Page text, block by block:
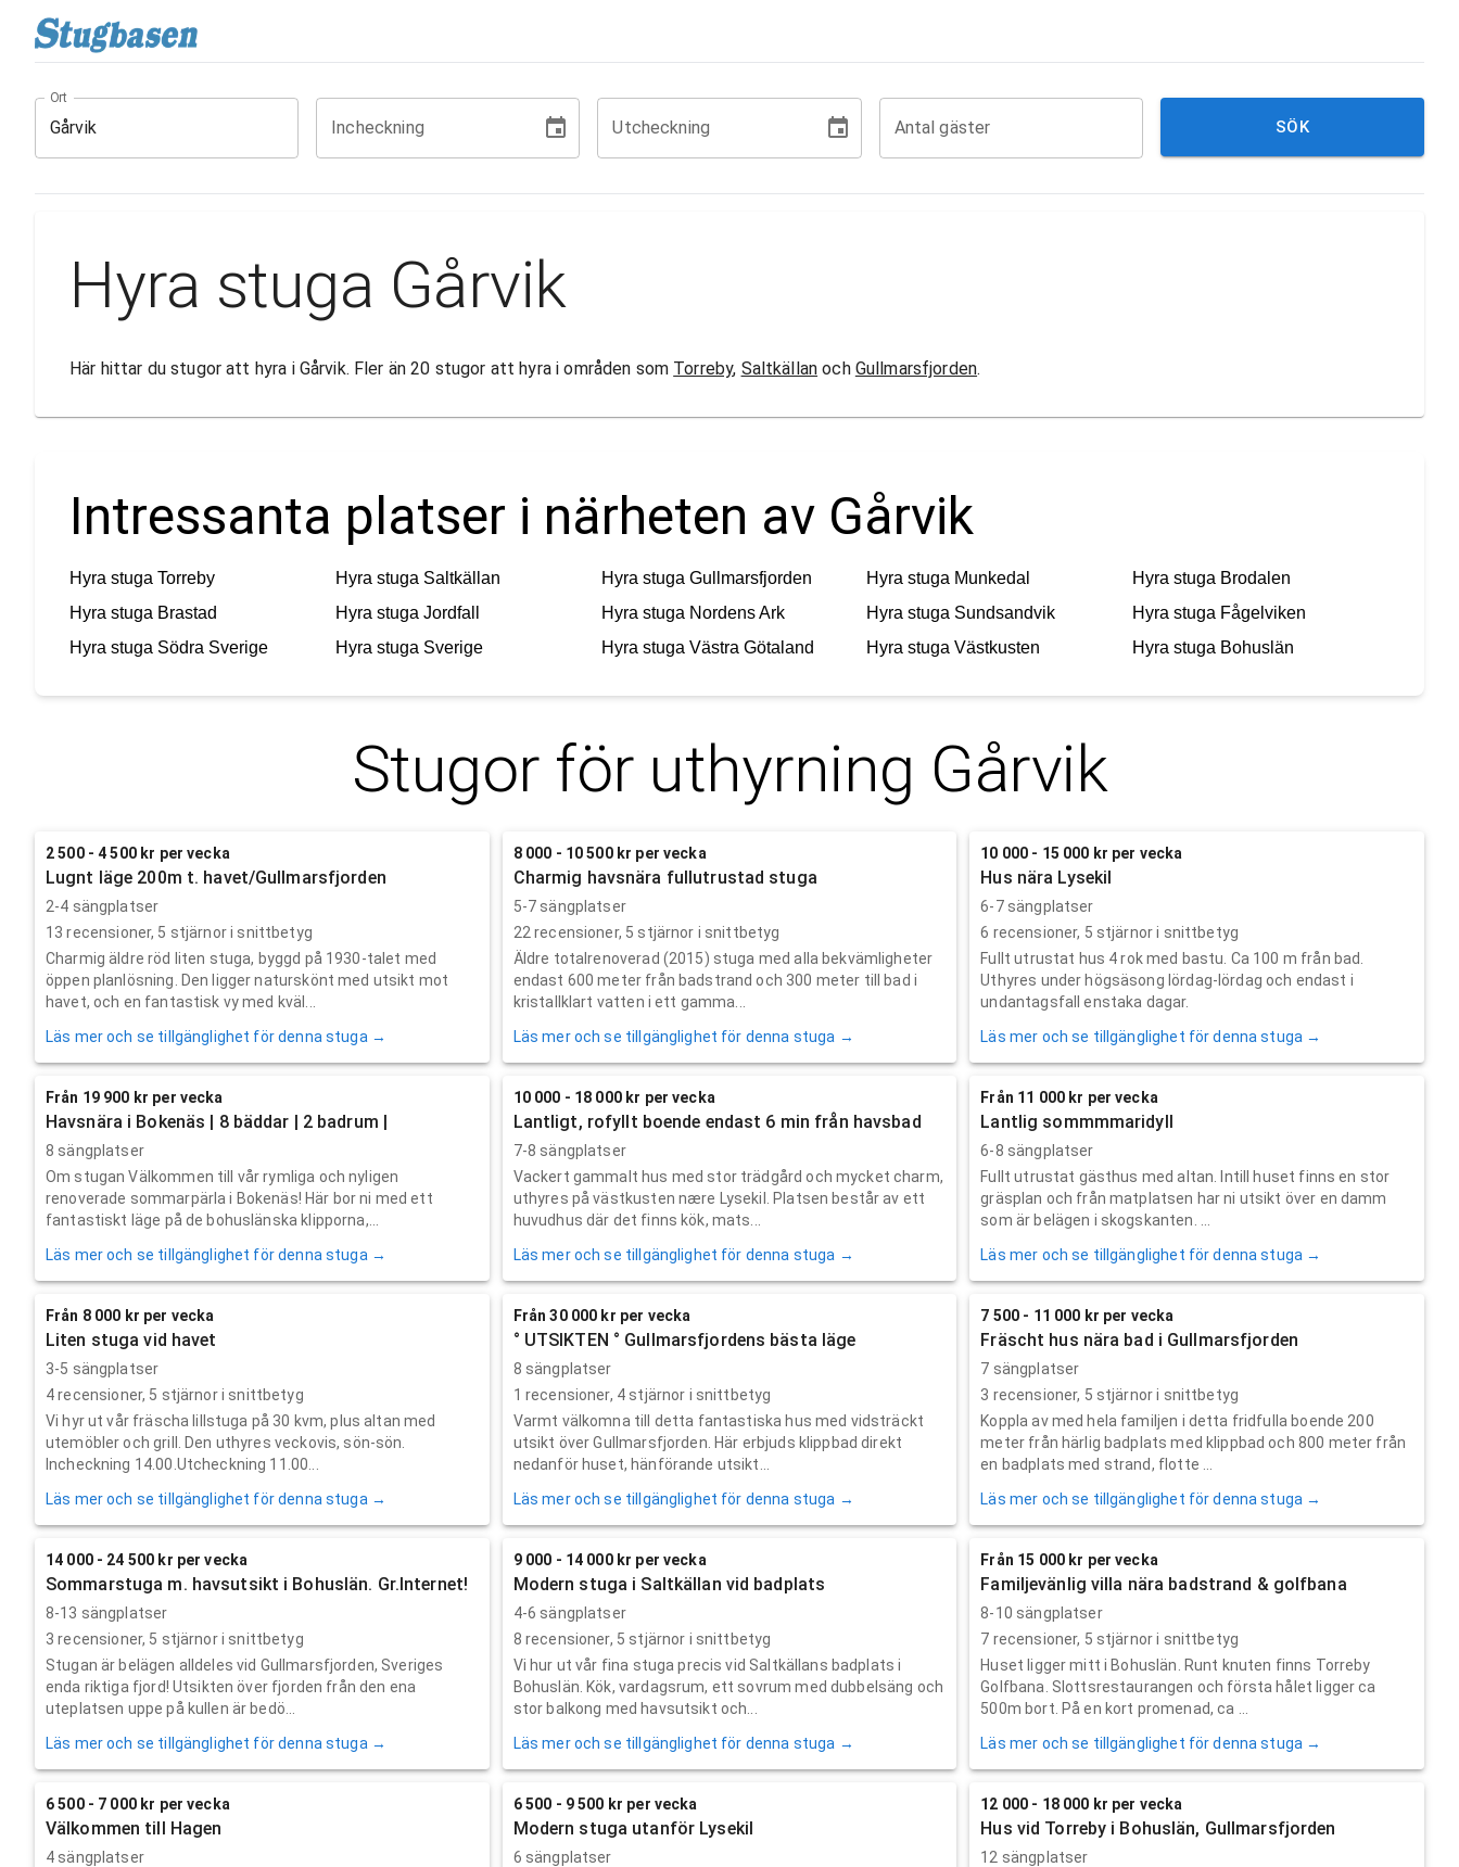
Ort
Incheckning Utcheckning Antal gäster SÖK
Hyra stuga Gårvik
Här hittar du stugor att hyra i Gårvik. Fler än 20 stugor att hyra i områden som Torreby, Saltkällan och Gullmarsfjorden.
Intressanta platser i närheten av Gårvik
Hyra stuga Torreby Hyra stuga Saltkällan Hyra stuga Gullmarsfjorden Hyra stuga Munkedal Hyra stuga Brodalen
Hyra stuga Brastad Hyra stuga Jordfall Hyra stuga Nordens Ark Hyra stuga Sundsandvik Hyra stuga Fågelviken
Hyra stuga Södra Sverige Hyra stuga Sverige Hyra stuga Västra Götaland Hyra stuga Västkusten Hyra stuga Bohuslän
Stugor för uthyrning Gårvik
2 500 - 4 500 kr per vecka
Lugnt läge 200m t. havet/Gullmarsfjorden
2-4 sängplatser
13 recensioner, 5 stjärnor i snittbetyg
Charmig äldre röd liten stuga, byggd på 1930-talet med
öppen planlösning. Den ligger naturskönt med utsikt mot
havet, och en fantastisk vy med kväl...
Läs mer och se tillgänglighet för denna stuga →
8 000 - 10 500 kr per vecka
Charmig havsnära fullutrustad stuga
5-7 sängplatser
22 recensioner, 5 stjärnor i snittbetyg
Äldre totalrenoverad (2015) stuga med alla bekvämligheter
endast 600 meter från badstrand och 300 meter till bad i
kristallklart vatten i ett gamma...
Läs mer och se tillgänglighet för denna stuga →
10 000 - 15 000 kr per vecka
Hus nära Lysekil
6-7 sängplatser
6 recensioner, 5 stjärnor i snittbetyg
Fullt utrustat hus 4 rok med bastu. Ca 100 m från bad.
Uthyres under högsäsong lördag-lördag och endast i
undantagsfall enstaka dagar.
Läs mer och se tillgänglighet för denna stuga →
Från 19 900 kr per vecka
Havsnära i Bokenäs | 8 bäddar | 2 badrum |
8 sängplatser
Om stugan Välkommen till vår rymliga och nyligen
renoverade sommarpärla i Bokenäs! Här bor ni med ett
fantastiskt läge på de bohuslänska klipporna,...
Läs mer och se tillgänglighet för denna stuga →
10 000 - 18 000 kr per vecka
Lantligt, rofyllt boende endast 6 min från havsbad
7-8 sängplatser
Vackert gammalt hus med stor trädgård och mycket charm,
uthyres på västkusten nære Lysekil. Platsen består av ett
huvudhus där det finns kök, mats...
Läs mer och se tillgänglighet för denna stuga →
Från 11 000 kr per vecka
Lantlig sommmmaridyll
6-8 sängplatser
Fullt utrustat gästhus med altan. Intill huset finns en stor
gräsplan och från matplatsen har ni utsikt över en damm
som är belägen i skogskanten. ...
Läs mer och se tillgänglighet för denna stuga →
Från 8 000 kr per vecka
Liten stuga vid havet
3-5 sängplatser
4recensioner, 5 stjärnor i snittbetyg
Vi hyr ut vår fräscha lillstuga på 30 kvm, plus altan med
utemöbler och grill. Den uthyres veckovis, sön-sön.
Incheckning 14.00.Utcheckning 11.00...
Läs mer och se tillgänglighet för denna stuga →
Från 30 000 kr per vecka
° UTSIKTEN ° Gullmarsfjordens bästa läge
8 sängplatser
1 recensioner, 4 stjärnor i snittbetyg
Varmt välkomna till detta fantastiska hus med vidsträckt
utsikt över Gullmarsfjorden. Här erbjuds klippbad direkt
nedanför huset, hänförande utsikt...
Läs mer och se tillgänglighet för denna stuga →
7 500 - 11 000 kr per vecka
Fräscht hus nära bad i Gullmarsfjorden
7 sängplatser
3 recensioner, 5 stjärnor i snittbetyg
Koppla av med hela familjen i detta fridfulla boende 200
meter från härlig badplats med klippbad och 800 meter från
en badplats med strand, flotte ...
Läs mer och se tillgänglighet för denna stuga →
14 000 - 24 500 kr per vecka
Sommarstuga m. havsutsikt i Bohuslän. Gr.Internet!
8-13 sängplatser
3 recensioner, 5 stjärnor i snittbetyg
Stugan är belägen alldeles vid Gullmarsfjorden, Sveriges
enda riktiga fjord! Utsikten över fjorden från den ena
uteplatsen uppe på kullen är bedö...
Läs mer och se tillgänglighet för denna stuga →
9 000 - 14 000 kr per vecka
Modern stuga i Saltkällan vid badplats
4-6 sängplatser
8 recensioner, 5 stjärnor i snittbetyg
Vi hur ut vår fina stuga precis vid Saltkällans badplats i
Bohuslän. Kök, vardagsrum, ett sovrum med dubbelsäng och
stor balkong med havsutsikt och...
Läs mer och se tillgänglighet för denna stuga →
Från 15 000 kr per vecka
Familjevänlig villa nära badstrand & golfbana
8-10 sängplatser
7 recensioner, 5 stjärnor i snittbetyg
Huset ligger mitt i Bohuslän. Runt knuten finns Torreby
Golfbana. Slottsrestaurangen och första hålet ligger ca
500m bort. På en kort promenad, ca ...
Läs mer och se tillgänglighet för denna stuga →
6 500 - 7 000 kr per vecka
Välkommen till Hagen
4 sängplatser
6 500 - 9 500 kr per vecka
Modern stuga utanför Lysekil
6 sängplatser
12 000 - 18 000 kr per vecka
Hus vid Torreby i Bohuslän, Gullmarsfjorden
12 sängplatser